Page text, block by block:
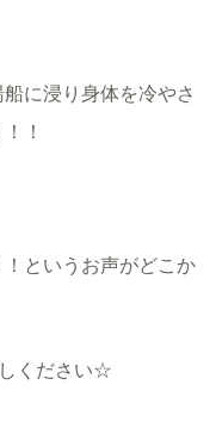
に浸り身体を冷やさ
！
というお声がどこか
ください☆